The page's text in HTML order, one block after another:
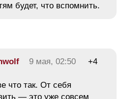
будет, что вспомнить.
9 мая, 02:50 +4
что так. От себя
— это уже совсем